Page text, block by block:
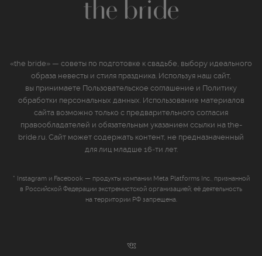
«the bride» — советы по подготовке к свадьбе, выбору идеального
образа невесты и стиля праздника. Используя наш сайт,
вы принимаете Пользовательское соглашение и Политику
обработки персональных данных . Использование материалов
сайта возможно только с предварительного согласия
правообладателей и обязательным указанием ссылки на the-
bride.ru. Сайт может содержать контент, не предназначенный
для лиц младше 16‑ти лет.
* Instagram и Facebook — продукты компании Meta Platforms Inc., признанной
в Российской Федерации экстремистской организацией; её деятельность
на территории РФ запрещена.